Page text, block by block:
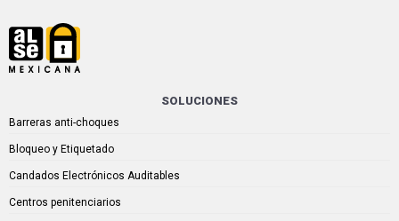
SOLUCIONES
Barreras anti-choques
Bloqueo y Etiquetado
Candados Electrónicos Auditables
Centros penitenciarios